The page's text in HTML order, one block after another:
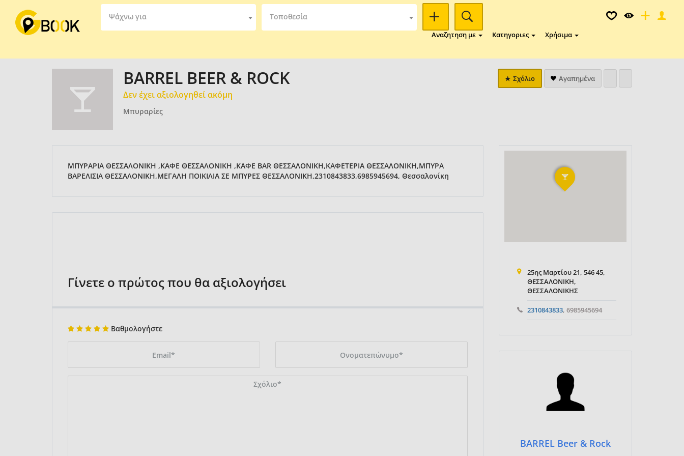
Ψάχνω για Τοποθεσία
Αναζητηση με Κατηγοριες Χρήσιμα
BARREL BEER & ROCK
Δεν έχει αξιολογηθεί ακόμη
Μπυραρίες
Σχόλιο Αγαπημένα
ΜΠΥΡΑΡΙΑ ΘΕΣΣΑΛΟΝΙΚΗ ,ΚΑΦΕ ΘΕΣΣΑΛΟΝΙΚΗ ,ΚΑΦΕ BAR ΘΕΣΣΑΛΟΝΙΚΗ,ΚΑΦΕΤΕΡΙΑ ΘΕΣΣΑΛΟΝΙΚΗ,ΜΠΥΡΑ
ΒΑΡΕΛΙΣΙΑ ΘΕΣΣΑΛΟΝΙΚΗ,ΜΕΓΑΛΗ ΠΟΙΚΙΛΙΑ ΣΕ ΜΠΥΡΕΣ ΘΕΣΣΑΛΟΝΙΚΗ,2310843833,6985945694, Θεσσαλονίκη
Γίνετε ο πρώτος που θα αξιολογήσει
Βαθμολογήστε
25ης Μαρτίου 21, 546 45,
ΘΕΣΣΑΛΟΝΙΚΗ,
ΘΕΣΣΑΛΟΝΙΚΗΣ
2310843833, 6985945694
BARREL Beer & Rock